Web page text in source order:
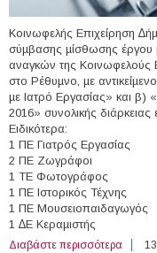
Κοινωφελής Επιχείρηση
σύµβασης µίσθωσης έργου
αναγκών της Κοινωφελούς
στο Ρέθυµνο, µε
µε Ιατρό Εργασίας» και β)
2016» συνολικής
Ειδικότερα:
1 ΠΕ Γιατρός Εργασίας
2 ΠΕ Ζωγράφοι
1 ΤΕ Φωτογράφος
1 ΠΕ Ιστορικός Τέχνης
1 ΠΕ Μουσειοπαιδαγωγός
1 ∆Ε Κεραµιστής
Διαβάστε περισσότερα για 7